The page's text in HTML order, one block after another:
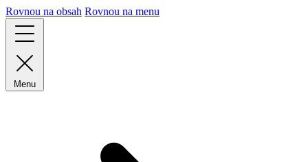
Rovnou na obsah Rovnou na menu
Menu